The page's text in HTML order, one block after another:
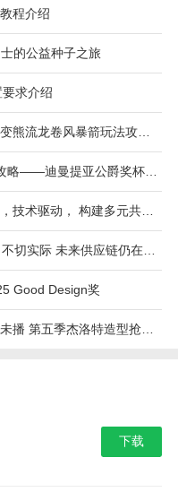
口水池中间的狭长空
大房间(接近区域终点)
对面。
的大房间内部。
的低语
处直至播放音效。
和很多柱子的房间，
没有刷出鸭子就离开
路
，选择两侧的通道并
程介绍
的公益种子之旅
求介绍
《最后纪元》攻略——野蛮人变熊流龙卷风暴箭玩法攻略分享
《上古卷轴4：湮灭重制版》攻略——迪曼提亚公爵奖杯成就攻略分享
中国音数协孙寿山：夯实根基，技术驱动， 构建多元共生新生态
分析师谈销美iPhone印度造：不切实际 未来供应链仍在中国
Good Design奖
《巫师》攻略——剧集第四季未播 第五季杰洛特造型抢先曝光
下载